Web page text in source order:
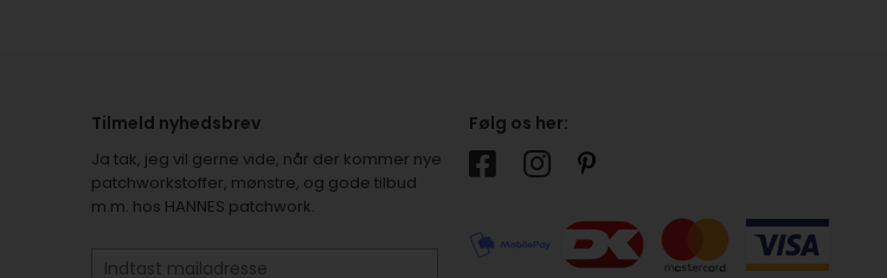
Tilmeld nyhedsbrev
Ja tak, jeg vil gerne vide, når der kommer nye
patchworkstoffer, mønstre, og gode tilbud
m.m. hos HANNES patchwork.
Følg os her: